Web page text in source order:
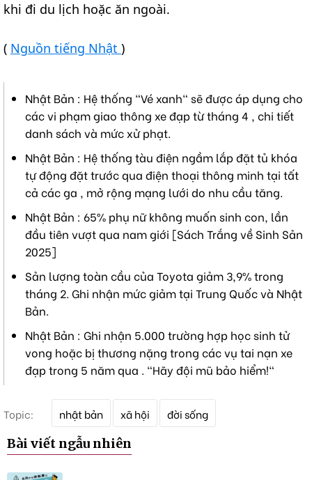
khi đi du lịch hoặc ăn ngoài.
( Nguồn tiếng Nhật )
Nhật Bản : Hệ thống "Vé xanh" sẽ được áp dụng cho
các vi phạm giao thông xe đạp từ tháng 4 , chi tiết
danh sách và mức xử phạt.
Nhật Bản : Hệ thống tàu điện ngầm lắp đặt tủ khóa
tự động đặt trước qua điện thoại thông minh tại tất
cả các ga , mở rộng mạng lưới do nhu cầu tăng.
Nhật Bản : 65% phụ nữ không muốn sinh con, lần
đầu tiên vượt qua nam giới [Sách Trắng về Sinh Sản
2025]
Sản lượng toàn cầu của Toyota giảm 3,9% trong
tháng 2. Ghi nhận mức giảm tại Trung Quốc và Nhật
Bản.
Nhật Bản : Ghi nhận 5.000 trường hợp học sinh tử
vong hoặc bị thương nặng trong các vụ tai nạn xe
đạp trong 5 năm qua . "Hãy đội mũ bảo hiểm!"
Topic:
h
nhật bản xã hội đời sống
Bài viết ngẫu nhiên